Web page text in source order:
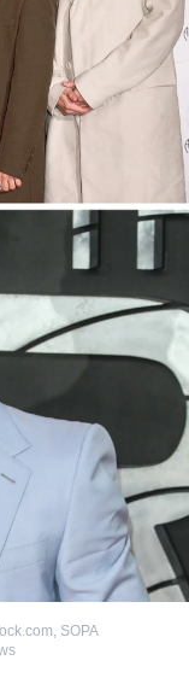
, SOPA